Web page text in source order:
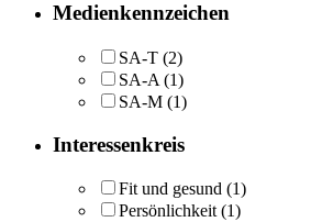
Medienkennzeichen
SA-T (2)
SA-A (1)
SA-M (1)
Interessenkreis
Fit und gesund (1)
Persönlichkeit (1)